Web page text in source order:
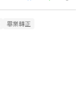
畢業轉正